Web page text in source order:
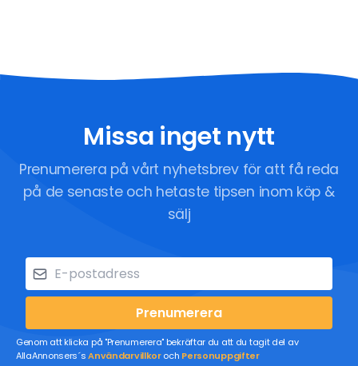
Missa inget nytt
Prenumerera på vårt nyhetsbrev för att få reda
på de senaste och hetaste tipsen inom köp &
sälj
Prenumerera
Genom att klicka på "Prenumerera" bekräftar du att du tagit del av
AllaAnnonsers´sAnvändarvillkoroch Personuppgifter